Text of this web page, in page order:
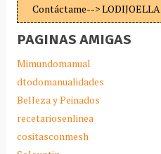
Contáctame-->
PAGINAS AMIGAS
Mimundomanual
dtodomanualidades
Belleza y Peinados
recetariosenlinea
cositasconmesh